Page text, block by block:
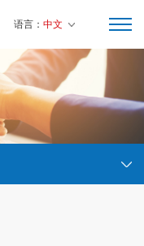
语言： 中文